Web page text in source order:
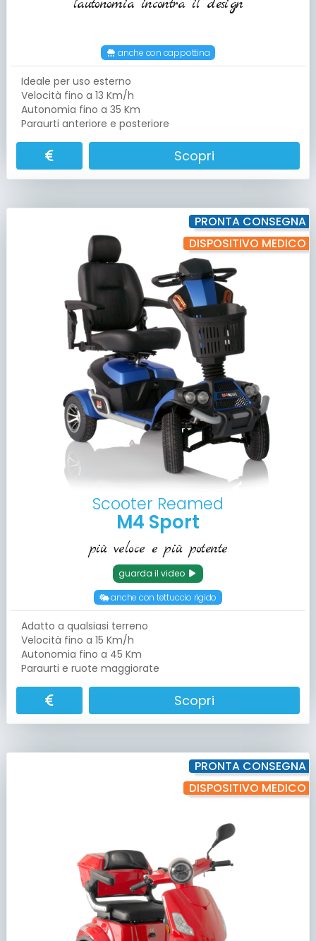
anche con cappottina
Ideale per uso esterno
Velocità fino a 13 Km/h
Autonomia fino a 35 Km
Paraurti anteriore e posteriore
Scopri
PRONTA CONSEGNA
DISPOSITIVO MEDICO
Scooter Reamed
M4 Sport
più veloce e più potente
guarda il video
anche con tettuccio rigido
Adatto a qualsiasi terreno
Velocità fino a 15 Km/h
Autonomia fino a 45 Km
Paraurti e ruote maggiorate
Scopri
PRONTA CONSEGNA
DISPOSITIVO MEDICO